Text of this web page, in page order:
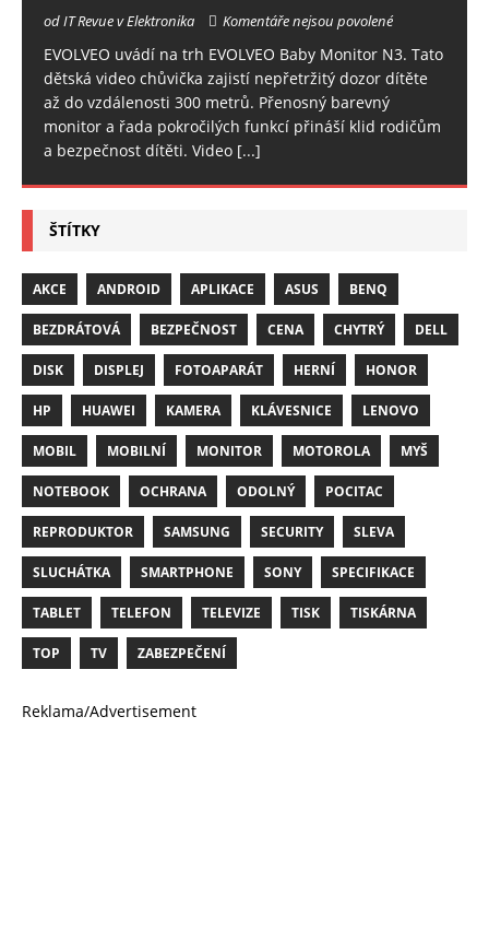
od IT Revue v Elektronika Komentáře nejsou povolené
EVOLVEO uvádí na trh EVOLVEO Baby Monitor N3. Tato
dětská video chůvička zajistí nepřetržitý dozor dítěte
až do vzdálenosti 300 metrů. Přenosný barevný
monitor a řada pokročilých funkcí přináší klid rodičům
a bezpečnost dítěti. Video [...]
ŠTÍTKY
AKCE ANDROID APLIKACE ASUS BENQ
BEZDRÁTOVÁ BEZPEČNOST CENA CHYTRÝ DELL
DISK DISPLEJ FOTOAPARÁT HERNÍ HONOR
HP HUAWEI KAMERA KLÁVESNICE LENOVO
MOBIL MOBILNÍ MONITOR MOTOROLA MYŠ
NOTEBOOK OCHRANA ODOLNÝ POCITAC
REPRODUKTOR SAMSUNG SECURITY SLEVA
SLUCHÁTKA SMARTPHONE SONY SPECIFIKACE
TABLET TELEFON TELEVIZE TISK TISKÁRNA
TOP TV ZABEZPEČENÍ
Reklama/Advertisement